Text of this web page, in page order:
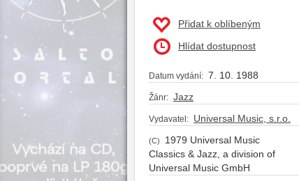
Přidat k oblíbeným
Hlídat dostupnost
Datum vydání: 7. 10. 1988
Žánr: Jazz
Vydavatel: Universal Music, s.r.o.
(C)
1979 Universal Music
Classics & Jazz, a division of
Universal Music GmbH